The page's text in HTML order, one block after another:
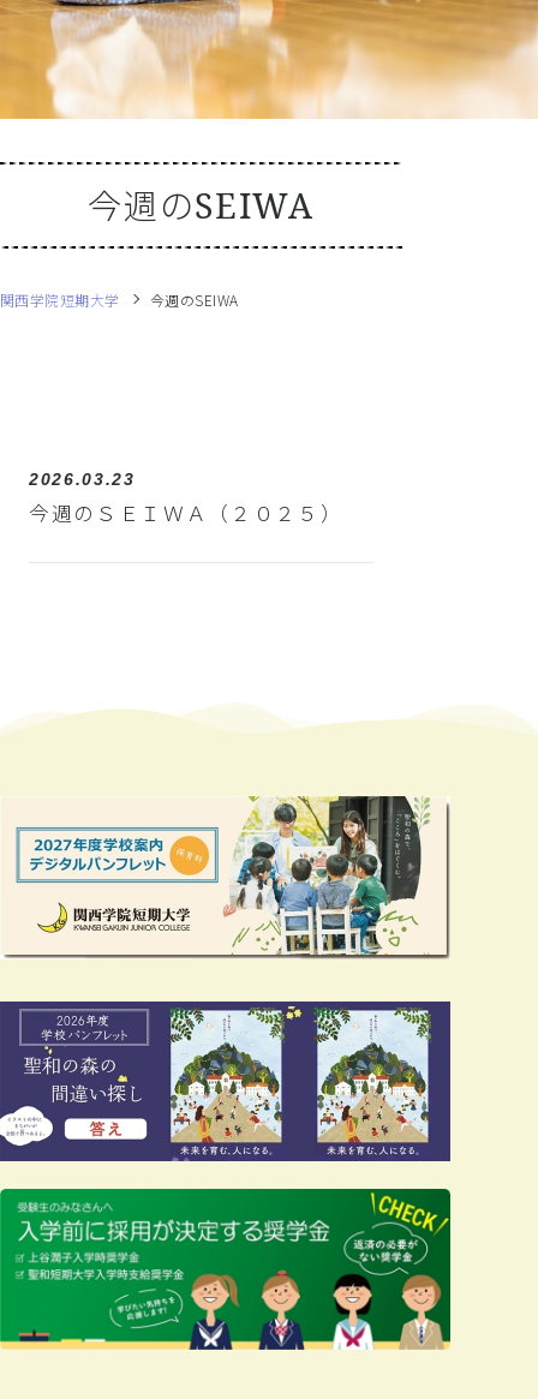
今週のSEIWA
関西学院短期大学 今週のSEIWA
2026.03.23
今週のＳＥＩＷＡ（２０２５）